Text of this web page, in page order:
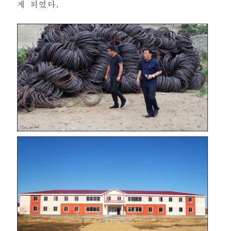
게 되였다.